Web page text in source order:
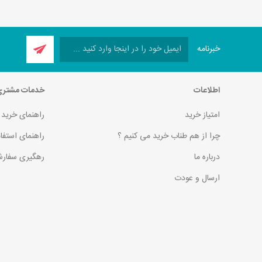
خبرنامه
اطلاعات
امتیاز خرید
چرا از هم طناب خرید می کنیم ؟
درباره ما
ارسال و عودت
خدمات
راهنمای خرید
راهنمای
رهگیری